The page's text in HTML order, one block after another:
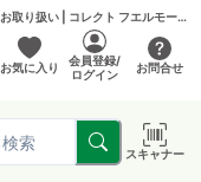
情報カード・名刺整理帳・各種ファイル・バインダーなどをお取り扱い | コレクト フエルモール店
お気に入り
会員登録/
ログイン
お問合せ
スキャナー